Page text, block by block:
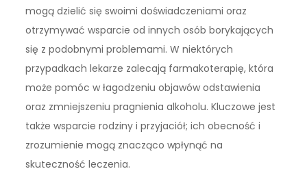
mogą dzielić się swoimi doświadczeniami oraz
otrzymywać wsparcie od innych osób borykających
się z podobnymi problemami. W niektórych
przypadkach lekarze zalecają farmakoterapię, która
może pomóc w łagodzeniu objawów odstawienia
oraz zmniejszeniu pragnienia alkoholu. Kluczowe jest
także wsparcie rodziny i przyjaciół; ich obecność i
zrozumienie mogą znacząco wpłynąć na
skuteczność leczenia.